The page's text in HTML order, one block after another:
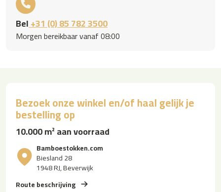
Bel+31 (0) 85 782 3500
Morgen bereikbaar vanaf 08:00
Bezoek onze winkel en/of haal gelijk je
bestelling op
10.000 m² aan voorraad
Bamboestokken.com
Biesland 28
1948 RJ, Beverwijk
Route beschrijving